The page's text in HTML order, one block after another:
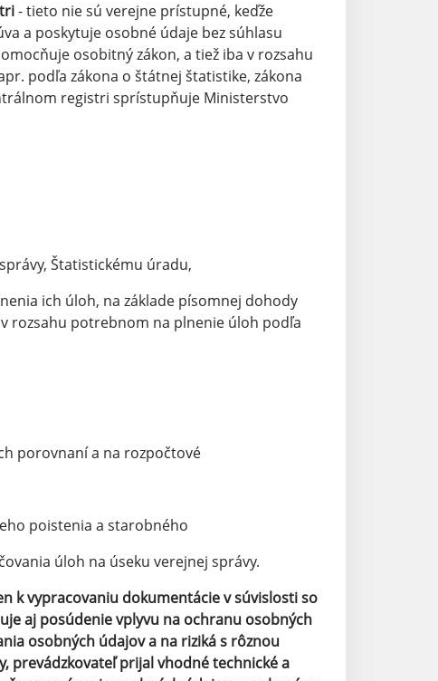
- tieto nie sú verejne prístupné, keďže
a poskytuje osobné údaje bez súhlasu
osobitný zákon, a tiež iba v rozsahu
podľa zákona o štátnej štatistike, zákona
registri sprístupňuje Ministerstvo
Štatistickému úradu,
ich úloh, na základe písomnej dohody
rozsahu potrebnom na plnenie úloh podľa
porovnaní a na rozpočtové
poistenia a starobného
úloh na úseku verejnej správy.
k vypracovaniu dokumentácie v súvislosti so
aj posúdenie vplyvu na ochranu osobných
osobných údajov a na riziká s rôznou
prevádzkovateľ prijal vhodné technické a